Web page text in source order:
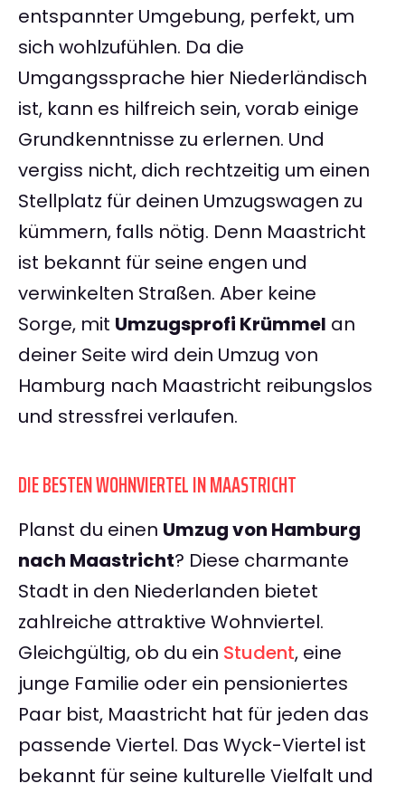
entspannter Umgebung, perfekt, um
sich wohlzufühlen. Da die
Umgangssprache hier Niederländisch
ist, kann es hilfreich sein, vorab einige
Grundkenntnisse zu erlernen. Und
vergiss nicht, dich rechtzeitig um einen
Stellplatz für deinen Umzugswagen zu
kümmern, falls nötig. Denn Maastricht
ist bekannt für seine engen und
verwinkelten Straßen. Aber keine
Sorge, mit Umzugsprofi Krümmel an
deiner Seite wird dein Umzug von
Hamburg nach Maastricht reibungslos
und stressfrei verlaufen.
DIE BESTEN WOHNVIERTEL IN MAASTRICHT
Planst du einen Umzug von Hamburg
nach Maastricht? Diese charmante
Stadt in den Niederlanden bietet
zahlreiche attraktive Wohnviertel.
Gleichgültig, ob du ein Student, eine
junge Familie oder ein pensioniertes
Paar bist, Maastricht hat für jeden das
passende Viertel. Das Wyck-Viertel ist
bekannt für seine kulturelle Vielfalt und